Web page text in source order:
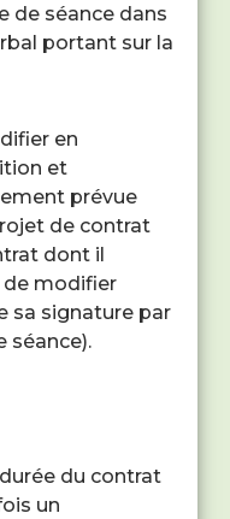
de séance dans
portant sur la
en
et
prévue
de contrat
dont il
de modifier
sa signature par
séance).
du contrat
un